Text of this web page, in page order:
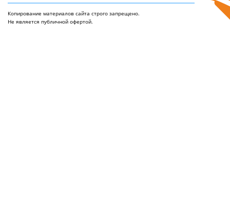
Копирование материалов сайта строго запрещено.
Не является публичной офертой.